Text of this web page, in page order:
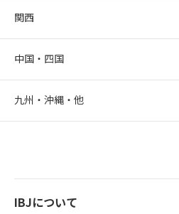
関西
中国・四国
九州・沖縄・他
IBJについて